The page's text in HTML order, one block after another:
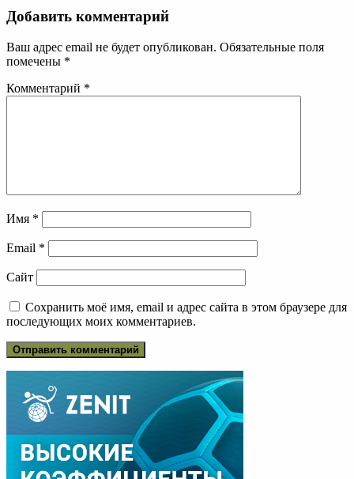
Добавить комментарий
Ваш адрес email не будет опубликован. Обязательные поля
помечены *
Комментарий *
Имя *
Email *
Сайт
Сохранить моё имя, email и адрес сайта в этом браузере для
последующих моих комментариев.